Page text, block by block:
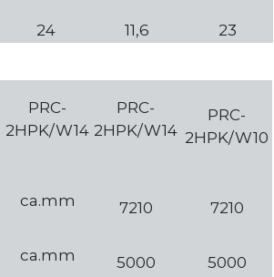
24 11,6 23
PRC-
2HPK/W14
PRC-
2HPK/W14
PRC-
2HPK/W10
ca.mm 7210 7210
ca.mm 5000 5000